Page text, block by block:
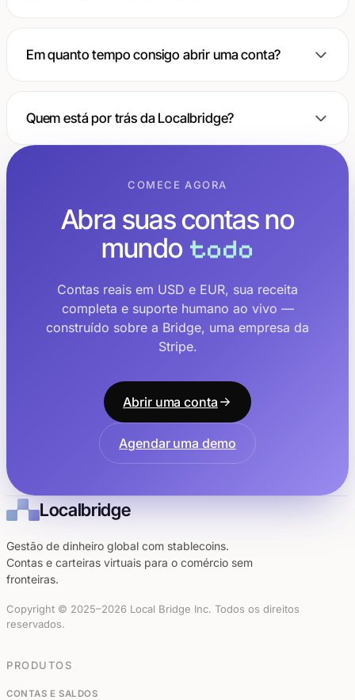
Em quanto tempo consigo abrir uma conta?
Quem está por trás da Localbridge?
COMECE AGORA
Abra suas contas no
mundo todo
Contas reais em USD e EUR, sua receita
completa e suporte humano ao vivo —
construído sobre a Bridge, uma empresa da
Stripe.
Abrir uma conta
Agendar uma demo
Localbridge
Gestão de dinheiro global com stablecoins.
Contas e carteiras virtuais para o comércio sem
fronteiras.
Copyright © 2025–2026 Local Bridge Inc. Todos os direitos
reservados.
PRODUTOS
CONTAS E SALDOS